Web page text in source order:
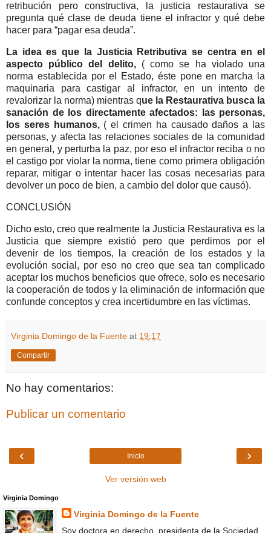
retribución pero constructiva, la justicia restaurativa se
pregunta qué clase de deuda tiene el infractor y qué debe
hacer para “pagar esa deuda”.
La idea es que la Justicia Retributiva se centra en el
aspecto público del delito,( como se ha violado una
norma establecida por el Estado, éste pone en marcha la
maquinaria para castigar al infractor, en un intento de
revalorizar la norma) mientras que la Restaurativa busca la
sanación de los directamente afectados: las personas,
los seres humanos,( el crimen ha causado daños a las
personas, y afecta las relaciones sociales de la comunidad
en general, y perturba la paz, por eso el infractor reciba o no
el castigo por violar la norma, tiene como primera obligación
reparar, mitigar o intentar hacer las cosas necesarias para
devolver un poco de bien, a cambio del dolor que causó).
CONCLUSIÓN
Dicho esto, creo que realmente la Justicia Restaurativa es la
Justicia que siempre existió pero que perdimos por el
devenir de los tiempos, la creación de los estados y la
evolución social, por eso no creo que sea tan complicado
aceptar los muchos beneficios que ofrece, solo es necesario
la cooperación de todos y la eliminación de información que
confunde conceptos y crea incertidumbre en las víctimas.
Virginia Domingo de la Fuente at 19:17
Compartir
No hay comentarios:
Publicar un comentario
‹ ›
Inicio
Ver versión web
Virginia Domingo
Virginia Domingo de la Fuente
Soy doctora en derecho, presidenta de la Sociedad